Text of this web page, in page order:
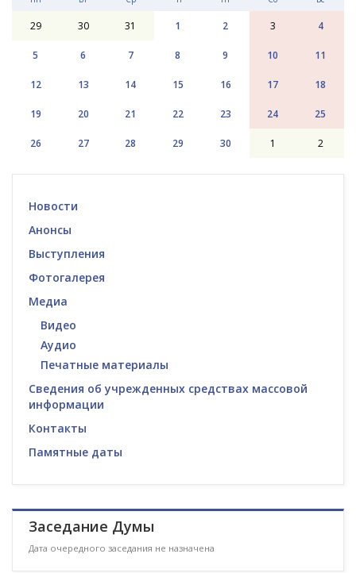
29 30 31 1 2 3 4
5 6 7 8 9 10 11
12 13 14 15 16 17 18
19 20 21 22 23 24 25
26 27 28 29 30 1 2
Новости
Анонсы
Выступления
Фотогалерея
Медиа
Видео
Аудио
Печатные материалы
Сведения об учрежденных средствах массовой
информации
Контакты
Памятные даты
Заседание Думы
Дата очередного заседания не назначена